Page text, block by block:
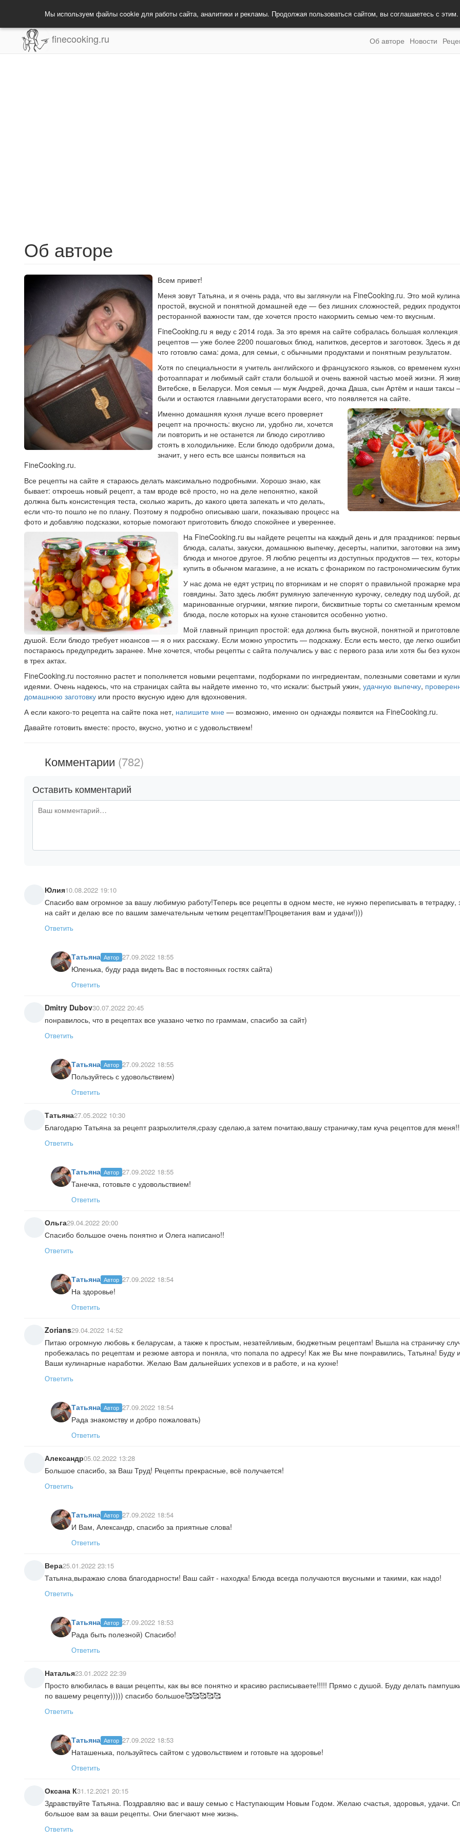
Мы используем файлы cookie для работы сайта, аналитики и рекламы. Продолжая пользоваться сайтом, вы соглашаетесь с этим.
finecooking.ru Об авторе Новости
Об авторе
Всем привет!
Меня зовут Татьяна, и я очень рада, что вы заглянули на FineCooking.ru. Это мой
простой, вкусной и понятной домашней еде — без лишних сложностей, редких
ресторанной важности там, где хочется просто накормить семью чем-то вкусным.
FineCooking.ru я веду с 2014 года. За это время на сайте собралась большая
рецептов — уже более 2200 пошаговых блюд, напитков, десертов и заготовок. Здесь я
что готовлю сама: дома, для семьи, с обычными продуктами и понятным результатом.
Хотя по специальности я учитель английского и французского языков, со временем
фотоаппарат и любимый сайт стали большой и очень важной частью моей жизни. Я
Витебске, в Беларуси. Моя семья — муж Андрей, дочка Даша, сын Артём и наши таксы
были и остаются главными дегустаторами всего, что появляется на сайте.
Именно домашняя кухня лучше всего проверяет
рецепт на прочность: вкусно ли, удобно ли, хочется
ли повторить и не останется ли блюдо сиротливо
стоять в холодильнике. Если блюдо одобрили дома,
значит, у него есть все шансы появиться на
FineCooking.ru.
Все рецепты на сайте я стараюсь делать максимально подробными. Хорошо знаю, как
бывает: откроешь новый рецепт, а там вроде всё просто, но на деле непонятно, какой
должна быть консистенция теста, сколько жарить, до какого цвета запекать и что делать,
если что-то пошло не по плану. Поэтому я подробно описываю шаги, показываю процесс на
фото и добавляю подсказки, которые помогают приготовить блюдо спокойнее и увереннее.
На FineCooking.ru вы найдете рецепты на каждый день и для праздников:
блюда, салаты, закуски, домашнюю выпечку, десерты, напитки, заготовки на
блюда и многое другое. Я люблю рецепты из доступных продуктов — тех,
купить в обычном магазине, а не искать с фонариком по гастрономическим
У нас дома не едят устриц по вторникам и не спорят о правильной прожарке
говядины. Зато здесь любят румяную запеченную курочку, селедку под шубой,
маринованные огурчики, мягкие пироги, бисквитные торты со сметанным
блюда, после которых на кухне становится особенно уютно.
Мой главный принцип простой: еда должна быть вкусной, понятной и
душой. Если блюдо требует нюансов — я о них расскажу. Если можно упростить — подскажу. Если есть место, где легко
постараюсь предупредить заранее. Мне хочется, чтобы рецепты с сайта получались у вас с первого раза или хотя бы без
в трех актах.
FineCooking.ru постоянно растет и пополняется новыми рецептами, подборками по ингредиентам, полезными советами и
идеями. Очень надеюсь, что на страницах сайта вы найдете именно то, что искали: быстрый ужин, удачную выпечку,
домашнюю заготовку или просто вкусную идею для вдохновения.
А если какого-то рецепта на сайте пока нет, напишите мне — возможно, именно он однажды появится на FineCooking.ru.
Давайте готовить вместе: просто, вкусно, уютно и с удовольствием!
Комментарии (782)
Оставить комментарий
Юлия10.08.2022 19:10
Спасибо вам огромное за вашу любимую работу!Теперь все рецепты в одном месте, не нужно переписывать в тетрадку,
на сайт и делаю все по вашим замечательным четким рецептам!Процветания вам и удачи!)))
Ответить
Татьяна Автор 27.09.2022 18:55
Юленька, буду рада видеть Вас в постоянных гостях сайта)
Ответить
Dmitry Dubov30.07.2022 20:45
понравилось, что в рецептах все указано четко по граммам, спасибо за сайт)
Ответить
Татьяна Автор 27.09.2022 18:55
Пользуйтесь с удовольствием)
Ответить
Татьяна27.05.2022 10:30
Благодарю Татьяна за рецепт разрыхлителя,сразу сделаю,а затем почитаю,вашу страничку,там куча рецептов для
Ответить
Татьяна Автор 27.09.2022 18:55
Танечка, готовьте с удовольствием!
Ответить
Ольга29.04.2022 20:00
Спасибо большое очень понятно и Олега написано!!
Ответить
Татьяна Автор 27.09.2022 18:54
На здоровье!
Ответить
Zorians29.04.2022 14:52
Питаю огромную любовь к беларусам, а также к простым, незатейливым, бюджетным рецептам! Вышла на страничку
пробежалась по рецептам и резюме автора и поняла, что попала по адресу! Как же Вы мне понравились, Татьяна! Буду
Ваши кулинарные наработки. Желаю Вам дальнейших успехов и в работе, и на кухне!
Ответить
Татьяна Автор 27.09.2022 18:54
Рада знакомству и добро пожаловать)
Ответить
Александр05.02.2022 13:28
Большое спасибо, за Ваш Труд! Рецепты прекрасные, всё получается!
Ответить
Татьяна Автор 27.09.2022 18:54
И Вам, Александр, спасибо за приятные слова!
Ответить
Вера25.01.2022 23:15
Татьяна,выражаю слова благодарности! Ваш сайт - находка! Блюда всегда получаются вкусными и такими, как надо!
Ответить
Татьяна Автор 27.09.2022 18:53
Рада быть полезной) Спасибо!
Ответить
Наталья23.01.2022 22:39
Просто влюбилась в ваши рецепты, как вы все понятно и красиво расписываете!!!!! Прямо с душой. Буду делать
по вашему рецепту))))) спасибо большое🥰🥰🥰🥰🥰
Ответить
Татьяна Автор 27.09.2022 18:53
Наташенька, пользуйтесь сайтом с удовольствием и готовьте на здоровье!
Ответить
Оксана К31.12.2021 20:15
Здравствуйте Татьяна. Поздравляю вас и вашу семью с Наступающим Новым Годом. Желаю счастья, здоровья, удачи.
большое вам за ваши рецепты. Они блегчают мне жизнь.
Ответить